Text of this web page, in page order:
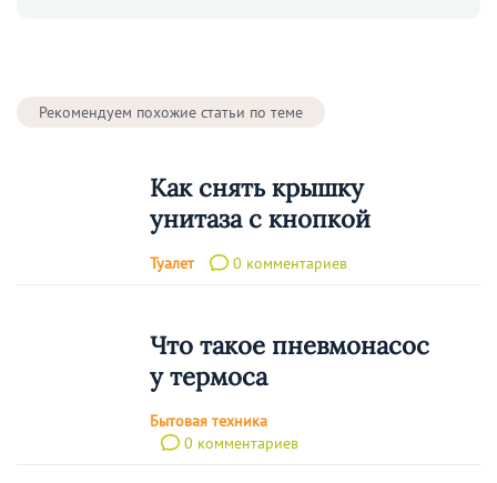
Рекомендуем похожие статьи по теме
Как снять крышку
унитаза с кнопкой
Туалет 0 комментариев
Что такое пневмонасос
у термоса
Бытовая техника
0 комментариев